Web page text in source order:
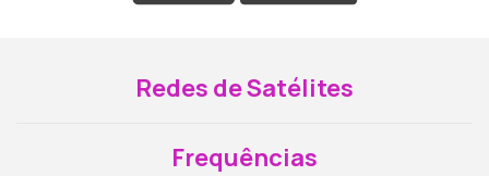
Redes de Satélites
Frequências